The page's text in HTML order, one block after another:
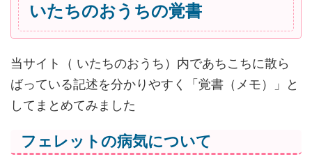
いたちのおうちの覚書
当サイト（ いたちのおうち）内であちこちに散ら
ばっている記述を分かりやすく「覚書（メモ）」と
してまとめてみました
フェレットの病気について